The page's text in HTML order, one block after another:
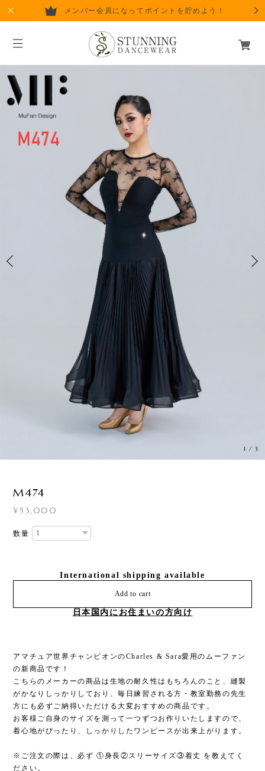
メンバー会員になってポイントを貯めよう！
1 /3
M474
¥53,000
数量
International shipping available
Add to cart
日本国内にお住まいの方向け
アマチュア世界チャンピオンのCharles & Sara愛用のムーファン
の新商品です！
こちらのメーカーの商品は生地の耐久性はもちろんのこと、縫製
がかなりしっかりしており、毎日練習される方・教室勤務の先生
方にも必ずご納得いただける大変おすすめの商品です。
お客様ご自身のサイズを測って一つずつお作りいたしますので、
着心地がぴったり、しっかりしたワンピースが出来上がります。
※ご注文の際は、必ず ①身長②スリーサイズ③着丈 を教えてく
ださい。